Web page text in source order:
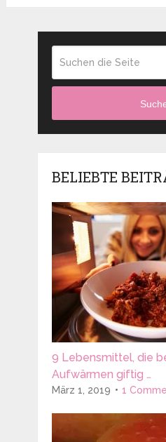
BELIEBTE
9 Lebensmittel, die
Aufwärmen giftig …
März 1, 2019 1